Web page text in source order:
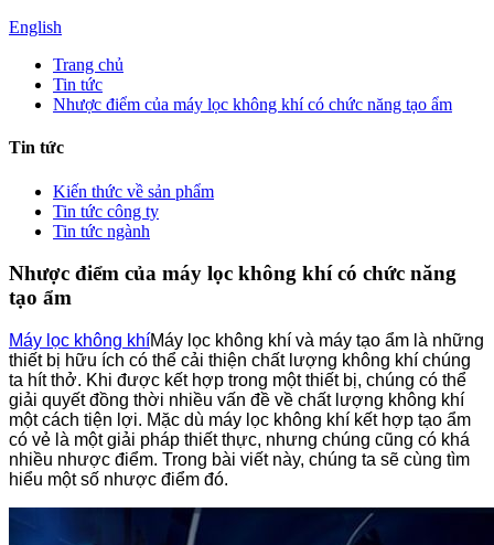
English
Trang chủ
Tin tức
Nhược điểm của máy lọc không khí có chức năng tạo ẩm
Tin tức
Kiến thức về sản phẩm
Tin tức công ty
Tin tức ngành
Nhược điểm của máy lọc không khí có chức năng
tạo ẩm
Máy lọc không khíMáy lọc không khí và máy tạo ẩm là những
thiết bị hữu ích có thể cải thiện chất lượng không khí chúng
ta hít thở. Khi được kết hợp trong một thiết bị, chúng có thể
giải quyết đồng thời nhiều vấn đề về chất lượng không khí
một cách tiện lợi. Mặc dù máy lọc không khí kết hợp tạo ẩm
có vẻ là một giải pháp thiết thực, nhưng chúng cũng có khá
nhiều nhược điểm. Trong bài viết này, chúng ta sẽ cùng tìm
hiểu một số nhược điểm đó.